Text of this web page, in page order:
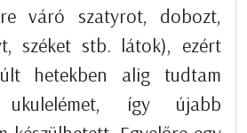
váró szatyrot, dobozt,
széket stb. látok), ezért
hetekben alig tudtam
így újabb